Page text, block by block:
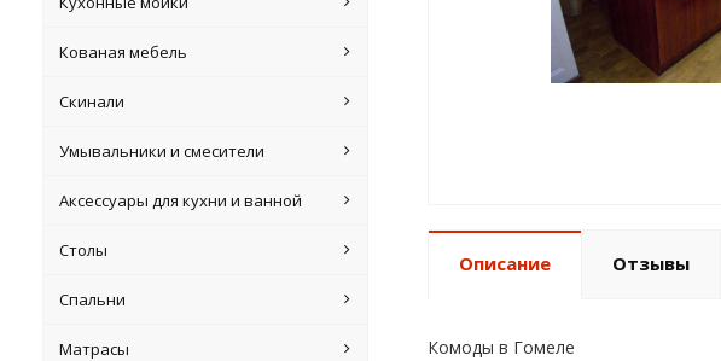
Кованая мебель
Скинали
Умывальники и смесители
Аксессуары для кухни и ванной
Столы
Спальни
Матрасы
Описание Отзывы
Комоды в Гомеле